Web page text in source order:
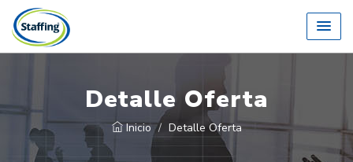
Detalle Oferta
Inicio Detalle Oferta